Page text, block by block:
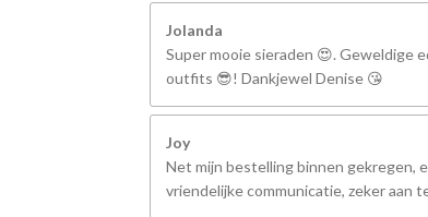
Jolanda
Super mooie sieraden 😍. Geweldige
outfits 😎! Dankjewel Denise 😘
Joy
Net mijn bestelling binnen gekregen,
vriendelijke communicatie, zeker aan